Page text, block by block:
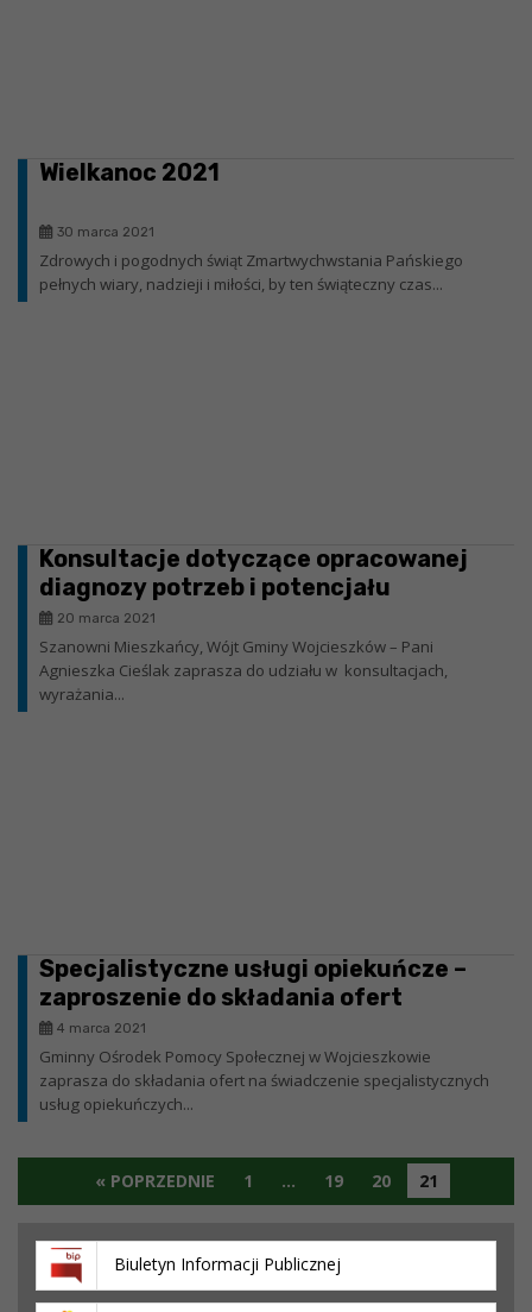
Wielkanoc 2021
30 marca 2021
Zdrowych i pogodnych świąt Zmartwychwstania Pańskiego
pełnych wiary, nadzieji i miłości, by ten świąteczny czas...
Konsultacje dotyczące opracowanej
diagnozy potrzeb i potencjału
społeczności lokalnej w zakresie usług
społecznych
20 marca 2021
Szanowni Mieszkańcy, Wójt Gminy Wojcieszków – Pani
Agnieszka Cieślak zaprasza do udziału w konsultacjach,
wyrażania...
Specjalistyczne usługi opiekuńcze –
zaproszenie do składania ofert
4 marca 2021
Gminny Ośrodek Pomocy Społecznej w Wojcieszkowie
zaprasza do składania ofert na świadczenie specjalistycznych
usług opiekuńczych...
« POPRZEDNIE 1 … 19 20 21
Biuletyn Informacji Publicznej